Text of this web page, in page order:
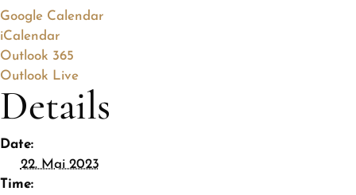
Google Calendar
iCalendar
Outlook 365
Outlook Live
Details
Date:
22. Mai 2023
Time: